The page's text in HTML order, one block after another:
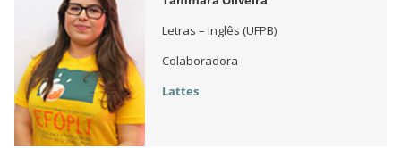
Letras – Inglês (UFPB)
Colaboradora
Lattes